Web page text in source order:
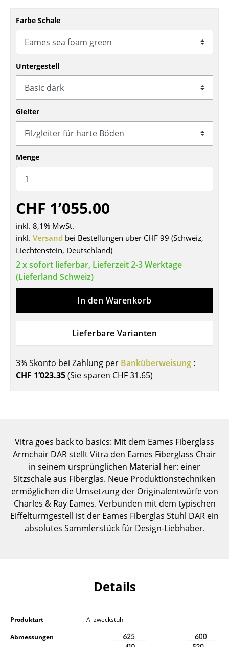
Schaukelstühle
Bürodrehstühle
Konferenzstühle
Bürosessel
Einzelteile
... alle Sitzmöbel
Tische
Esstische
Beistelltische
Couchtische
Schreibtische
Sekretäre & PC-Tische
Konferenztische
Stehtische & Stehpulte
Kindertische
Einzelteile
Regale & Schränke
Bücherregale
Wandregale
Sideboards & Kommoden
TV Möbel
Einzelteile
... alle Aufbewahrungsmöbel
Farbe Schale
Untergestell
Gleiter
Menge
CHF 1’055.00
inkl. 8,1% MwSt.
inkl. Versand bei Bestellungen über CHF 99 (Schweiz,
Liechtenstein, Deutschland)
2 x sofort lieferbar, Lieferzeit 2-3 Werktage
(Lieferland Schweiz)
In den Warenkorb
Lieferbare Varianten
3% Skonto bei Zahlung per Banküberweisung :
CHF 1’023.35(Sie sparen CHF 31.65)
Vitra goes back to basics: Mit dem Eames Fiberglass
Armchair DAR stellt Vitra den Eames Fiberglass Chair
in seinem ursprünglichen Material her: einer
Sitzschale aus Fiberglas. Neue Produktionstechniken
ermöglichen die Umsetzung der Originalentwürfe von
Charles & Ray Eames. Verbunden mit dem typischen
Eiffelturmgestell ist der Eames Fiberglas Stuhl DAR ein
absolutes Sammlerstück für Design-Liebhaber.
Details
Produktart
Allzweckstuhl
Abmessungen